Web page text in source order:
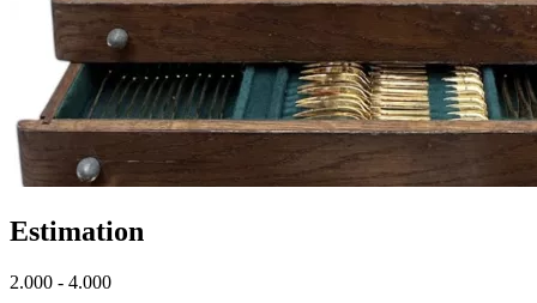
Estimation
2.000 - 4.000